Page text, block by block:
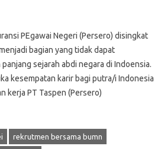
PEgawai Negeri (Persero) disingkat
bagian yang tidak dapat
sejarah abdi negara di Indoensia.
kesempatan karir bagi putra/i Indonesia
kerja PT Taspen (Persero)
rekrutmen bersama bumn